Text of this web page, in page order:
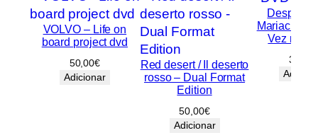
VOLVO – Life on
board project dvd
50,00€
Adicionar
Red desert / Il deserto
rosso – Dual Format
Edition
50,00€
Adicionar
Mariachi /
Vez no
30,00